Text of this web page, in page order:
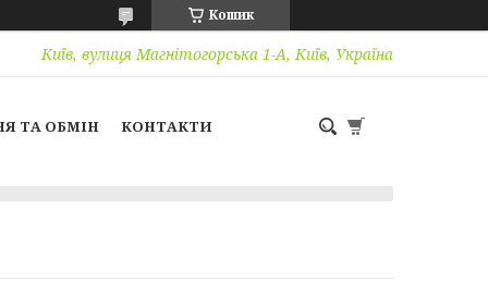
Кошик
Київ, вулиця Магнітогорська 1-А, Київ, Україна
ТА ОБМІН КОНТАКТИ